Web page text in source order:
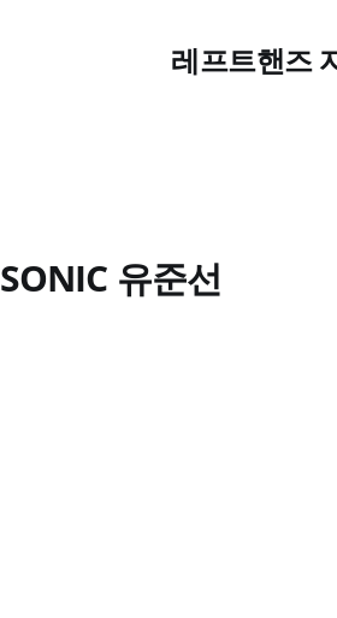
레프트핸즈
SONIC 유준선